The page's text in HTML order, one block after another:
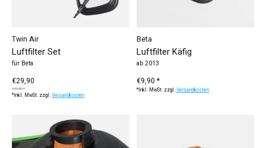
Twin Air
Luftfilter Set
für Beta
€29,90
€31,80 *
*Inkl. MwSt. zzgl.Versandkosten
Beta
Luftfilter Käfig
ab 2013
€9,90 *
*Inkl. MwSt. zzgl.Versandkosten